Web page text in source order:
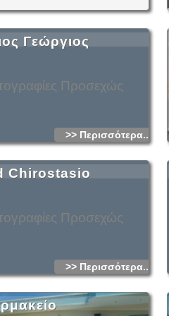
Προσεχώς
Γεώργιος
>> Περισσότερα...
Προσεχώς
Chirostasio
>> Περισσότερα...